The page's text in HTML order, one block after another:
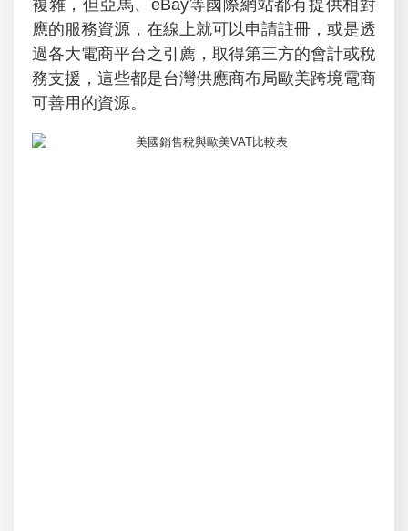
複雜，但亞馬、eBay等國際網站都有提供相對
應的服務資源，在線上就可以申請註冊，或是透
過各大電商平台之引薦，取得第三方的會計或稅
務支援，這些都是台灣供應商布局歐美跨境電商
可善用的資源。